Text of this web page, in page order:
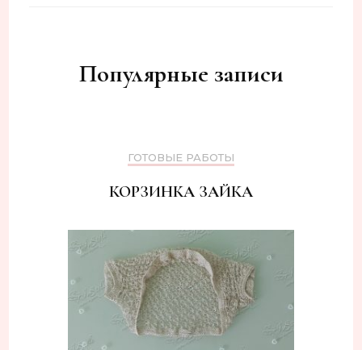
Популярные записи
ГОТОВЫЕ РАБОТЫ
КОРЗИНКА ЗАЙКА